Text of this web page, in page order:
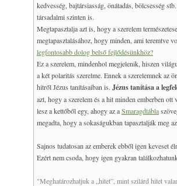
kedvesség, bajtársiasság, önátadás, bölcsesség
társadalmi szinten is.
Megtapasztalja azt is, hogy a szerelem
megtapasztalásához, hogy minden, ami teremtve
legfontosabb dolog belső fejlődésünkhöz?
Ez a szerelem, mindenhol megjelenik, hiszen
a két polaritás szerelme. Ennek a szerelemnek az
hitről Jézus tanításaiban is. Jézus tanítása a
azt, hogy a szerelem és a hit minden emberben
lesz a kettőből egy, ahogy az aSmaragdtábla
megadta, hogy a sokaságukban tapasztalják meg
Sajnos tudatosan az emberek ebből igen keveset
Ezért nem csoda, hogy igen gyakran
"Meghatározhatjuk a „hitet”, mint szilárd hitet